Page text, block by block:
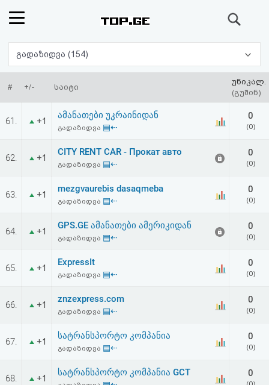
რეიტინგი
(მთავარი)
ფოსტა
პასუხი
ავტორიზაცია
რეგისტრაცია
პაროლის
აღდგენა
HTML
სალიცენზიო
გადაზიდვა (154)
# +/- საიტი
უნიკალ.
(გუშინ)
61. +1
ამანათები უკრაინიდან
გადაზიდვა ▤⇠
0
(0)
62. +1
CITY RENT CAR - Прокат авто
გადაზიდვა ▤⇠
0
(0)
63. +1
mezgvaurebis dasaqmeba
გადაზიდვა ▤⇠
0
(0)
64. +1
GPS.GE ამანათები ამერიკიდან
გადაზიდვა ▤⇠
0
(0)
65. +1
ExpressIt
გადაზიდვა ▤⇠
0
(0)
66. +1
znzexpress.com
გადაზიდვა ▤⇠
0
(0)
67. +1
სატრანსპორტო კომპანია
გადაზიდვა ▤⇠
0
(0)
68. +1
სატრანსპორტო კომპანია GCT 0